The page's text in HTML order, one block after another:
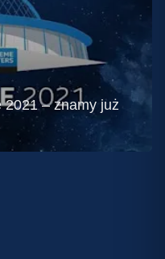
2021 – znamy już